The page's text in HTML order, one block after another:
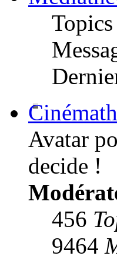
Topics
Avatar
decide !
456
9464